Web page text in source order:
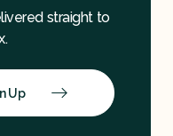
straight to
Up